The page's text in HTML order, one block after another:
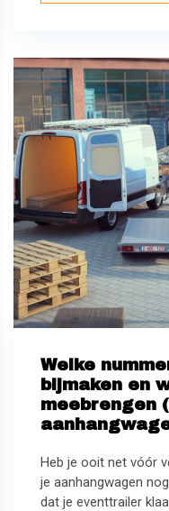
Welke
bijmaken en
meebrengen
Heb je ooit net vóór
je aanhangwagen
dat je eventtrailer